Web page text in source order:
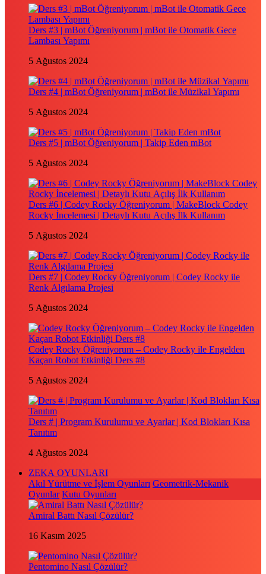
Ders #3 | mBot Öğreniyorum | mBot ile Otomatik Gece
Lambası Yapımı
5 Ağustos 2024
Ders #4 | mBot Öğreniyorum | mBot ile Müzikal Yapımı
5 Ağustos 2024
Ders #5 | mBot Öğreniyorum | Takip Eden mBot
5 Ağustos 2024
Ders #6 | Codey Rocky Öğreniyorum | MakeBlock Codey
Rocky İncelemesi | Detaylı Kutu Açılış İlk Kullanım
5 Ağustos 2024
Ders #7 | Codey Rocky Öğreniyorum | Codey Rocky ile
Renk Algılama Projesi
5 Ağustos 2024
Codey Rocky Öğreniyorum – Codey Rocky ile Engelden
Kaçan Robot Etkinliği Ders #8
5 Ağustos 2024
Ders # | Program Kurulumu ve Ayarlar | Kod Blokları Kısa
Tanıtım
4 Ağustos 2024
ZEKA OYUNLARI
Akıl Yürütme ve İşlem Oyunları Geometrik-Mekanik
Oyunlar Kutu Oyunları
Amiral Battı Nasıl Çözülür?
16 Kasım 2025
Pentomino Nasıl Çözülür?